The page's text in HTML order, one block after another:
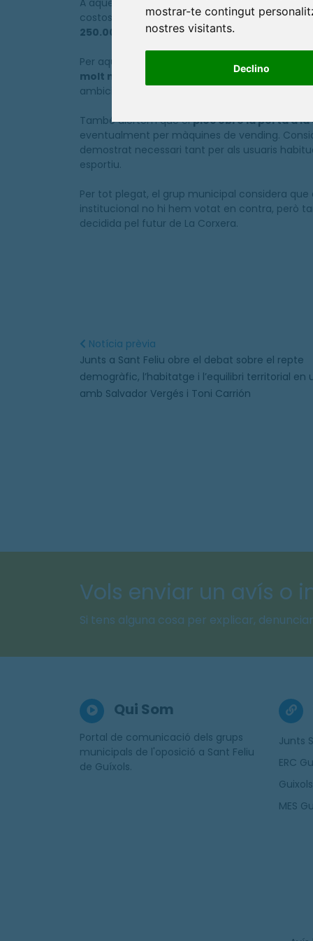
mostrar-te contingut
nostres visitants.
Declino
A aquesta situació cal sumar-hila renovació
costos habituals de mercat en equipaments
250.000 euros addicionalssi es vol oferir un
Per aquest motiu, des de Junts considerem que
molt més a prop dels 600.000 euros
,
ambiciosa de La Corxera, amb una visió de
També alertem que elplec obre la porta a
eventualment per màquines de vending.
demostrat necessari tant per als usuaris
esportiu.
Per tot plegat, el grup municipal considera
institucional no hi hem votat en contra, però
decidida pel futur de La Corxera.
Notícia prèvia
Junts a Sant Feliu obre el debat sobre el repte
demogràfic, l’habitatge i l’equilibri territorial en
amb Salvador Vergés i Toni Carrión
Vols enviar un avís o
Si tens alguna cosa per explicar,
Qui Som
Portal de comunicació dels grups
municipals de l'oposició a Sant Feliu
de Guíxols.
Junts
ERC
MES